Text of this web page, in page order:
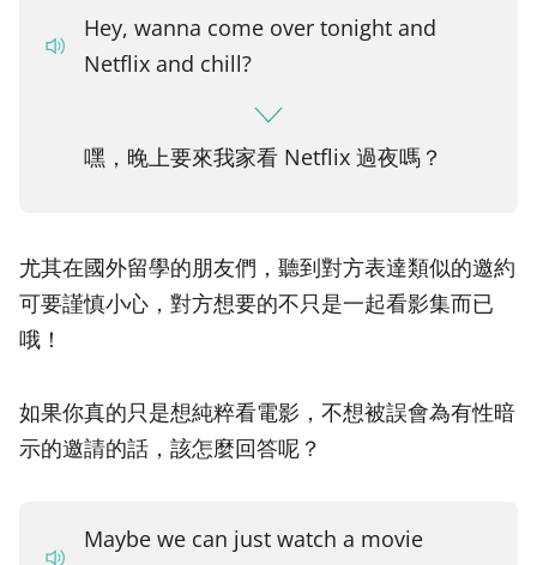
Hey, wanna come over tonight and
Netflix and chill?
嘿，晚上要來我家看 Netflix 過夜嗎？
尤其在國外留學的朋友們，聽到對方表達類似的邀約
可要謹慎小心，對方想要的不只是一起看影集而已
哦！
如果你真的只是想純粹看電影，不想被誤會為有性暗
示的邀請的話，該怎麼回答呢？
Maybe we can just watch a movie